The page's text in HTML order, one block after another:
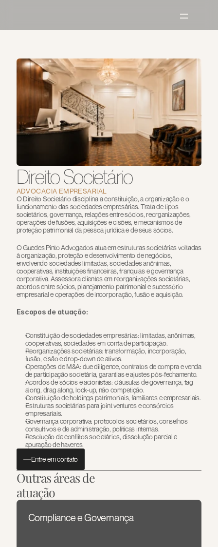
Direito Societário
ADVOCACIA EMPRESARIAL
O Direito Societário disciplina a constituição, a organização e o
funcionamento das sociedades empresárias. Trata de tipos
societários, governança, relações entre sócios, reorganizações,
operações de fusões, aquisições e cisões, e mecanismos de
proteção patrimonial da pessoa jurídica e de seus sócios.
O Guedes Pinto Advogados atua em estruturas societárias voltadas
à organização, proteção e desenvolvimento de negócios,
envolvendo sociedades limitadas, sociedades anônimas,
cooperativas, instituições financeiras, franquias e governança
corporativa. Assessora clientes em reorganizações societárias,
acordos entre sócios, planejamento patrimonial e sucessório
empresarial e operações de incorporação, fusão e aquisição.
Escopos de atuação:
Constituição de sociedades empresárias: limitadas, anônimas,
cooperativas, sociedades em conta de participação.
Reorganizações societárias: transformação, incorporação,
fusão, cisão e drop-down de ativos.
Operações de M&A: due diligence, contratos de compra e venda
de participação societária, garantias e ajustes pós-fechamento.
Acordos de sócios e acionistas: cláusulas de governança, tag
along, drag along, lock-up, não competição.
Constituição de holdings patrimoniais, familiares e empresariais.
Estruturas societárias para joint ventures e consórcios
empresariais.
Governança corporativa: protocolos societários, conselhos
consultivos e de administração, políticas internas.
Resolução de conflitos societários, dissolução parcial e
apuração de haveres.
Entre em contato
Outras áreas de
atuação
Compliance e Governança